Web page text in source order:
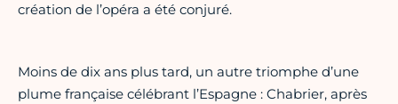
création de l’opéra a été conjuré.
Moins de dix ans plus tard, un autre triomphe d’une
plume française célébrant l’Espagne : Chabrier, après